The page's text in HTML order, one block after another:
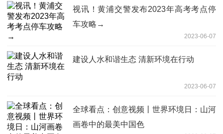
视讯！黄浦交警发布2023年高考考点停
车攻略→
2023-06-07
建设人水和谐生态 清新环境在行动
2023-06-07
全球看点：创意视频丨世界环境日：山河
画卷中的最美中国色